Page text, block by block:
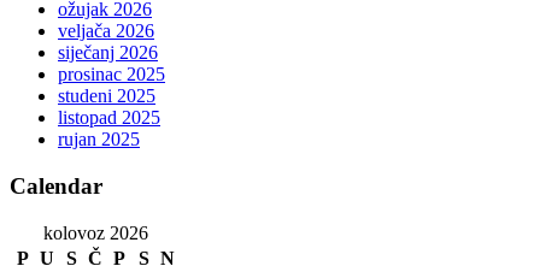
ožujak 2026
veljača 2026
siječanj 2026
prosinac 2025
studeni 2025
listopad 2025
rujan 2025
Calendar
kolovoz 2026
P U S Č P S N